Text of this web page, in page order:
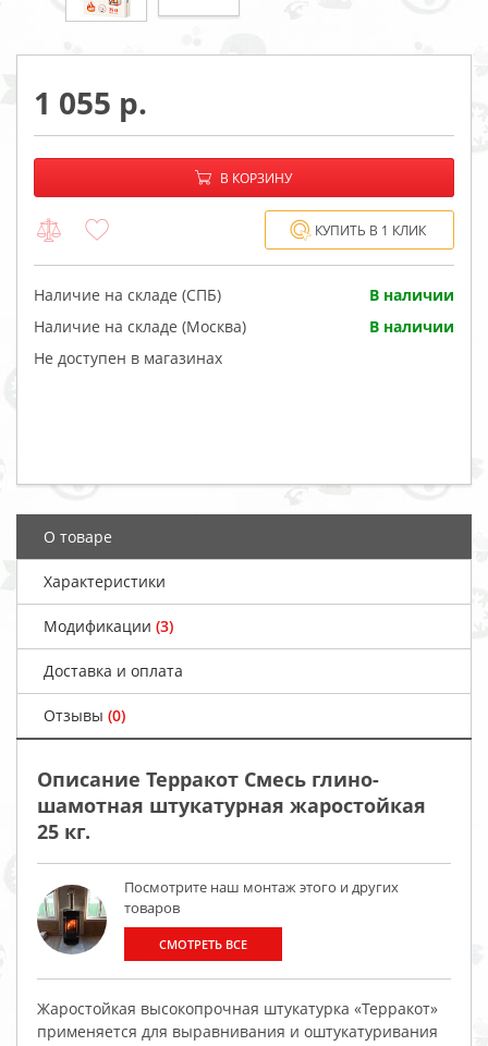
1 055
−
В КОРЗИНУ
КУПИТЬ В 1 КЛИК
Наличие на складе (СПБ)
В наличии
Наличие на складе (Москва)
В наличии
Не доступен в магазинах
О товаре
Характеристики
Модификации (3)
Доставка и оплата
Отзывы (0)
Описание Терракот Смесь глино-
шамотная штукатурная жаростойкая
25 кг.
Посмотрите наш монтаж этого и других
товаров
СМОТРЕТЬ ВСЕ
Жаростойкая высокопрочная штукатурка «Терракот»
применяется для выравнивания и оштукатуривания